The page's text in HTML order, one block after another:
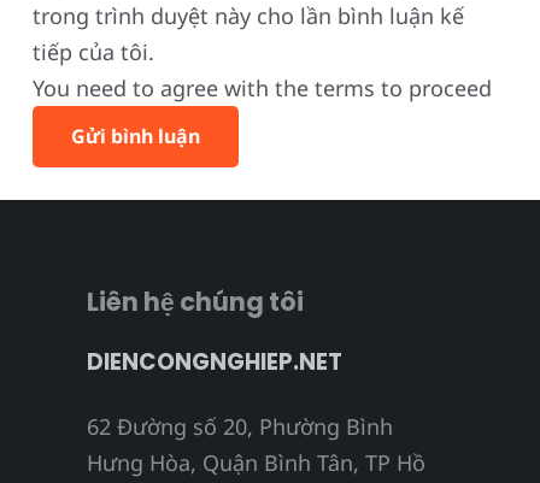
trong trình duyệt này cho lần bình luận kế
tiếp của tôi.
You need to agree with the terms to proceed
Gửi bình luận
Liên hệ chúng tôi
DIENCONGNGHIEP.NET
62 Đường số 20, Phường Bình
Hưng Hòa, Quận Bình Tân, TP Hồ